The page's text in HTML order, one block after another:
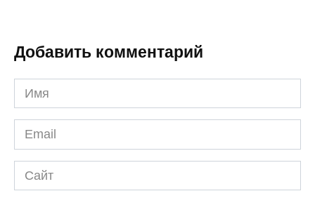
Добавить комментарий
Имя
*
Email
*
Сайт